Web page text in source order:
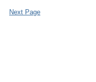
Next Page